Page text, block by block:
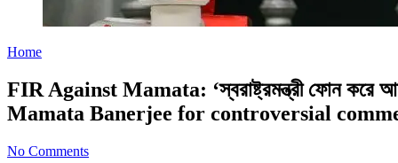
Home
FIR Against Mamata: ‘স্বরাষ্ট্রমন্ত্রী ফোন করে
Mamata Banerjee for controversial
No Comments